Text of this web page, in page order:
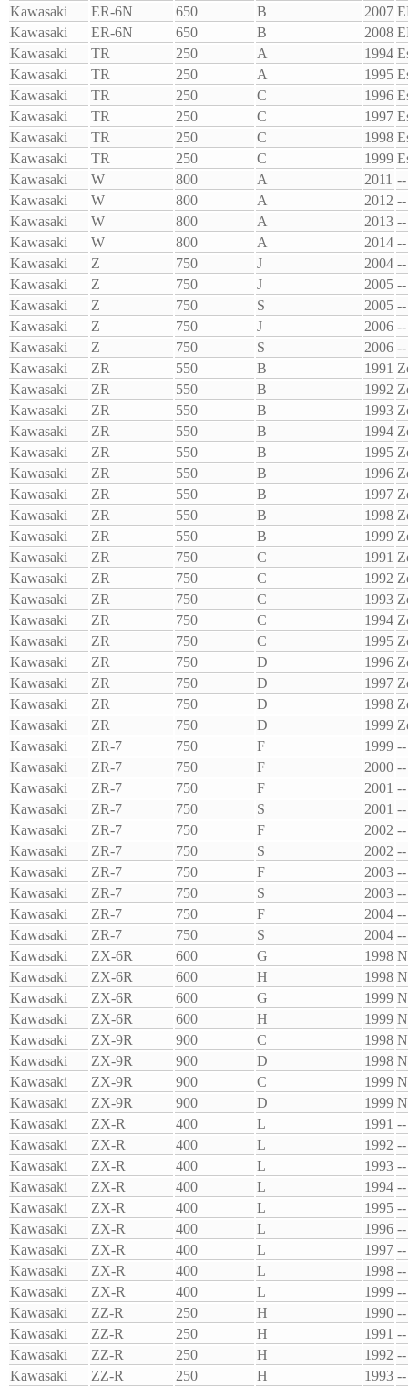
Kawasaki ER-6N 650 B 2007
Kawasaki
ER-6N 650 B 2008
Kawasaki
TR 250 A 1994
Kawasaki
TR 250 A 1995
Kawasaki
TR 250 C 1996
Kawasaki
TR 250 C 1997
Kawasaki
TR 250 C 1998
Kawasaki
TR 250 C 1999
Kawasaki
W 800 A 2011 --
Kawasaki
W 800 A 2012 --
Kawasaki
W 800 A 2013 --
Kawasaki
W 800 A 2014 --
Kawasaki
Z 750 J 2004 --
Kawasaki
Z 750 J 2005 --
Kawasaki
Z 750 S 2005 --
Kawasaki
Z 750 J 2006 --
Kawasaki
Z 750 S 2006 --
Kawasaki
ZR 550 B 1991
Kawasaki
ZR 550 B 1992
Kawasaki
ZR 550 B 1993
Kawasaki
ZR 550 B 1994
Kawasaki
ZR 550 B 1995
Kawasaki
ZR 550 B 1996
Kawasaki
ZR 550 B 1997
Kawasaki
ZR 550 B 1998
Kawasaki
ZR 550 B 1999
Kawasaki
ZR 750 C 1991
Kawasaki
ZR 750 C 1992
Kawasaki
ZR 750 C 1993
Kawasaki
ZR 750 C 1994
Kawasaki
ZR 750 C 1995
Kawasaki
ZR 750 D 1996
Kawasaki
ZR 750 D 1997
Kawasaki
ZR 750 D 1998
Kawasaki
ZR 750 D 1999
Kawasaki
ZR-7 750 F 1999 --
Kawasaki
ZR-7 750 F 2000 --
Kawasaki
ZR-7 750 F 2001 --
Kawasaki
ZR-7 750 S 2001 --
Kawasaki
ZR-7 750 F 2002 --
Kawasaki
ZR-7 750 S 2002 --
Kawasaki
ZR-7 750 F 2003 --
Kawasaki
ZR-7 750 S 2003 --
Kawasaki
ZR-7 750 F 2004 --
Kawasaki
ZR-7 750 S 2004 --
Kawasaki
ZX-6R 600 G 1998
Kawasaki
ZX-6R 600 H 1998
Kawasaki
ZX-6R 600 G 1999
Kawasaki
ZX-6R 600 H 1999
Kawasaki
ZX-9R 900 C 1998
Kawasaki
ZX-9R 900 D 1998
Kawasaki
ZX-9R 900 C 1999
Kawasaki
ZX-9R 900 D 1999
Kawasaki
ZX-R 400 L 1991 --
Kawasaki
ZX-R 400 L 1992 --
Kawasaki
ZX-R 400 L 1993 --
Kawasaki
ZX-R 400 L 1994 --
Kawasaki
ZX-R 400 L 1995 --
Kawasaki
ZX-R 400 L 1996 --
Kawasaki
ZX-R 400 L 1997 --
Kawasaki
ZX-R 400 L 1998 --
Kawasaki
ZX-R 400 L 1999 --
Kawasaki
ZZ-R 250 H 1990 --
Kawasaki
ZZ-R 250 H 1991 --
Kawasaki
ZZ-R 250 H 1992 --
Kawasaki
ZZ-R 250 H 1993 --